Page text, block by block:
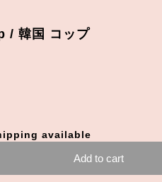
/ 韓国 コップ
available
Add to cart